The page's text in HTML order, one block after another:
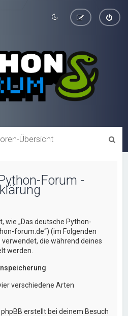
Übersicht
Forum -
wie „Das deutsche Python-
forum.de“) (im Folgenden
verwendet, die während deines
werden.
verschiedene Arten
erstellt bei deinem Besuch